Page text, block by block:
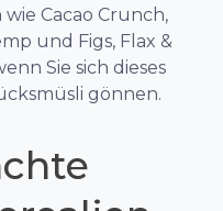
Cacao Crunch,
und Figs, Flax &
Sie sich dieses
gönnen.